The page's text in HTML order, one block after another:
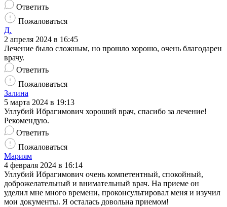
Ответить
Пожаловаться
Д.
2 апреля 2024 в 16:45
Лечение было сложным, но прошло хорошо, очень благодарен
врачу.
Ответить
Пожаловаться
Залина
5 марта 2024 в 19:13
Уллубий Ибрагимович хороший врач, спасибо за лечение!
Рекомендую.
Ответить
Пожаловаться
Мариям
4 февраля 2024 в 16:14
Уллубий Ибрагимович очень компетентный, спокойный,
доброжелательный и внимательный врач. На приеме он
уделил мне много времени, проконсультировал меня и изучил
мои документы. Я осталась довольна приемом!